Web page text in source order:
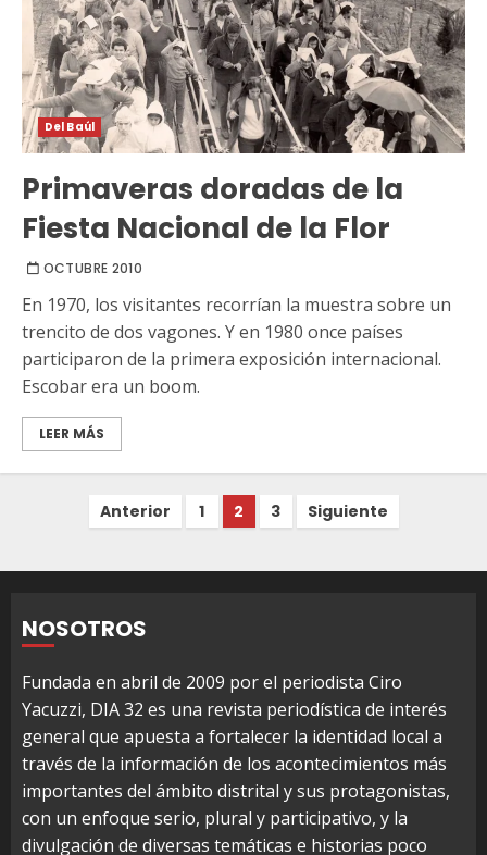
Del Baúl
Primaveras doradas de la
Fiesta Nacional de la Flor
OCTUBRE 2010
En 1970, los visitantes recorrían la muestra sobre un
trencito de dos vagones. Y en 1980 once países
participaron de la primera exposición internacional.
Escobar era un boom.
LEER MÁS
Paginación
entradas
Anterior 1 2 3 Siguiente
NOSOTROS
Fundada en abril de 2009 por el periodista Ciro
Yacuzzi, DIA 32 es una revista periodística de interés
general que apuesta a fortalecer la identidad local a
través de la información de los acontecimientos más
importantes del ámbito distrital y sus protagonistas,
con un enfoque serio, plural y participativo, y la
divulgación de diversas temáticas e historias poco